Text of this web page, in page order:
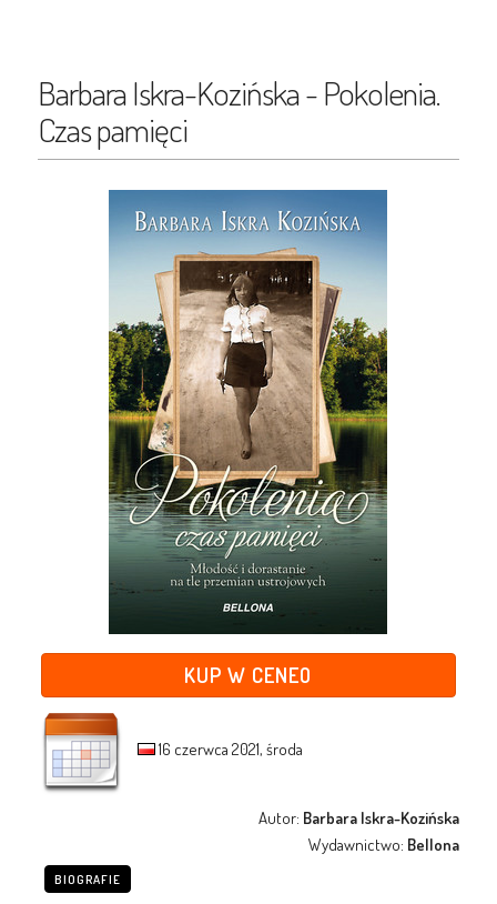
Barbara Iskra-Kozińska - Pokolenia.
Czas pamięci
KUP W CENEO
16 czerwca 2021, środa
Autor: Barbara Iskra-Kozińska
Wydawnictwo: Bellona
BIOGRAFIE